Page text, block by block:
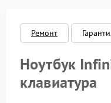
Ремонт
Ноутбук
клавиатура